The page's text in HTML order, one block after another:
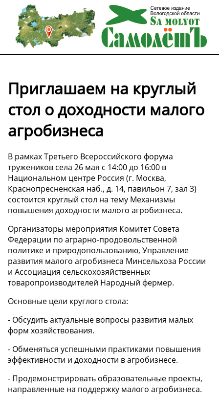
Приглашаем на круглый
стол о доходности малого
агробизнеса
В рамках Третьего Всероссийского форума
тружеников села 26 мая с 14:00 до 16:00 в
Национальном центре Россия (г. Москва,
Краснопресненская наб., д. 14, павильон 7, зал 3)
состоится круглый стол на тему Механизмы
повышения доходности малого агробизнеса.
Организаторы мероприятия Комитет Совета
Федерации по аграрно-продовольственной
политике и природопользованию, Управление
развития малого агробизнеса Минсельхоза России
и Ассоциация сельскохозяйственных
товаропроизводителей Народный фермер.
Основные цели круглого стола:
- Обсудить актуальные вопросы развития малых
форм хозяйствования.
- Обменяться успешными практиками повышения
эффективности и доходности в агробизнесе.
- Продемонстрировать образовательные проекты,
направленные на поддержку малого агробизнеса.